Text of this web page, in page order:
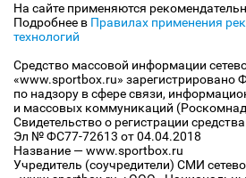
На сайте применяются
Подробнее в Правилах применения
технологий
Средство массовой информации
«www.sportbox.ru» зарегистрировано
по надзору в сфере связи,
и массовых коммуникаций
Свидетельство о регистрации
Эл № ФС77-72613 от 04.04.2018
Название — www.sportbox.ru
Учредитель (соучредители) СМИ